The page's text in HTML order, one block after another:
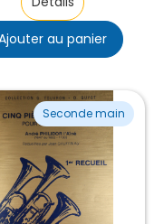
au panier
Seconde main